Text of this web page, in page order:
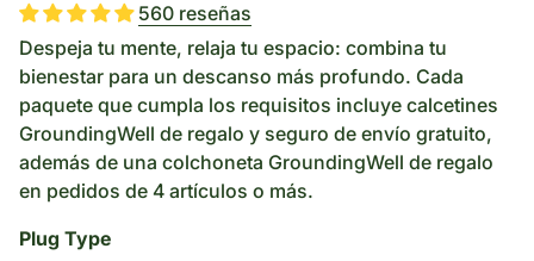
560 reseñas
Despeja tu mente, relaja tu espacio: combina tu
bienestar para un descanso más profundo. Cada
paquete que cumpla los requisitos incluye calcetines
GroundingWell de regalo y seguro de envío gratuito,
además de una colchoneta GroundingWell de regalo
en pedidos de 4 artículos o más.
Plug Type